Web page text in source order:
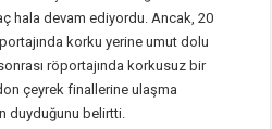
hala devam ediyordu. Ancak, 20
korku yerine umut dolu
röportajında korkusuz bir
çeyrek finallerine ulaşma
duyduğunu belirtti.